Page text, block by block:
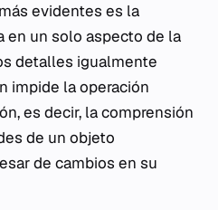
evidentes es la
en un solo aspecto de la
detalles igualmente
impide la operación
es decir, la comprensión
de un objeto
de cambios en su